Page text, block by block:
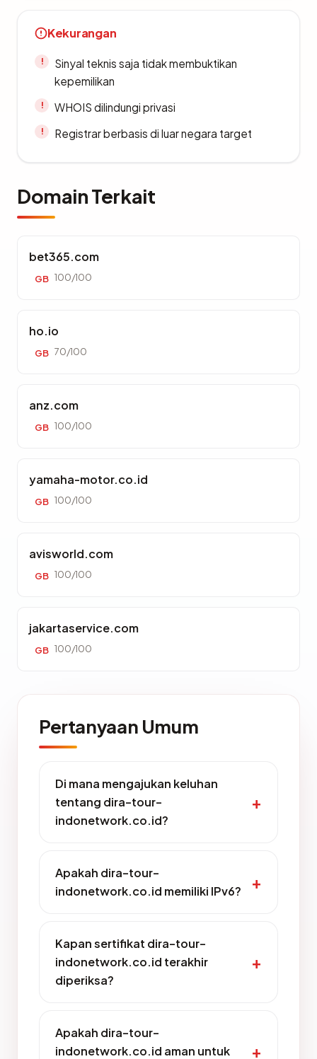
Kekurangan
Sinyal teknis saja tidak membuktikan
kepemilikan
WHOIS dilindungi privasi
Registrar berbasis di luar negara target
Domain Terkait
bet365.com
GB 100/100
ho.io
GB 70/100
anz.com
GB 100/100
yamaha-motor.co.id
GB 100/100
avisworld.com
GB 100/100
jakartaservice.com
GB 100/100
Pertanyaan Umum
Di mana mengajukan keluhan
tentang dira-tour-
indonetwork.co.id?
Apakah dira-tour-
indonetwork.co.id memiliki IPv6?
Kapan sertifikat dira-tour-
indonetwork.co.id terakhir
diperiksa?
Apakah dira-tour-
indonetwork.co.id aman untuk